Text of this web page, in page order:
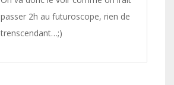
passer 2h au futuroscope, rien de
trenscendant…;)